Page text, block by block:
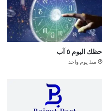
حظك اليوم ٥ آب
منذ يوم واحد